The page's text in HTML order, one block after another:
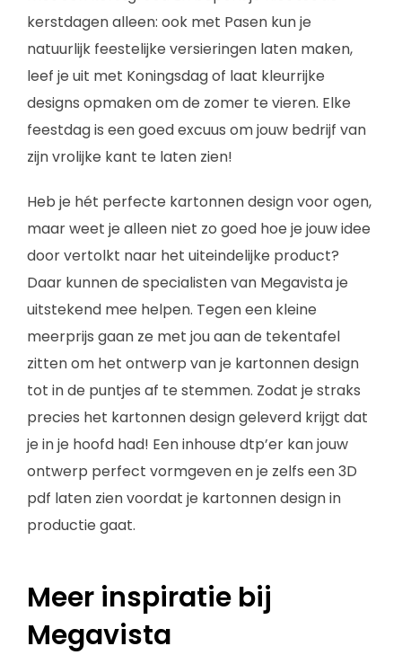
kerstdagen alleen: ook met Pasen kun je
natuurlijk feestelijke versieringen laten maken,
leef je uit met Koningsdag of laat kleurrijke
designs opmaken om de zomer te vieren. Elke
feestdag is een goed excuus om jouw bedrijf van
zijn vrolijke kant te laten zien!
Heb je hét perfecte kartonnen design voor ogen,
maar weet je alleen niet zo goed hoe je jouw idee
door vertolkt naar het uiteindelijke product?
Daar kunnen de specialisten van Megavista je
uitstekend mee helpen. Tegen een kleine
meerprijs gaan ze met jou aan de tekentafel
zitten om het ontwerp van je kartonnen design
tot in de puntjes af te stemmen. Zodat je straks
precies het kartonnen design geleverd krijgt dat
je in je hoofd had! Een inhouse dtp’er kan jouw
ontwerp perfect vormgeven en je zelfs een 3D
pdf laten zien voordat je kartonnen design in
productie gaat.
Meer inspiratie bij
Megavista